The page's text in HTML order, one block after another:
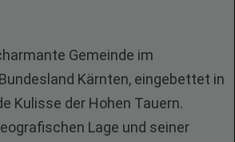
Gemeinde im
Kärnten, eingebettet in
Kulisse der Hohen Tauern.
Lage und seiner